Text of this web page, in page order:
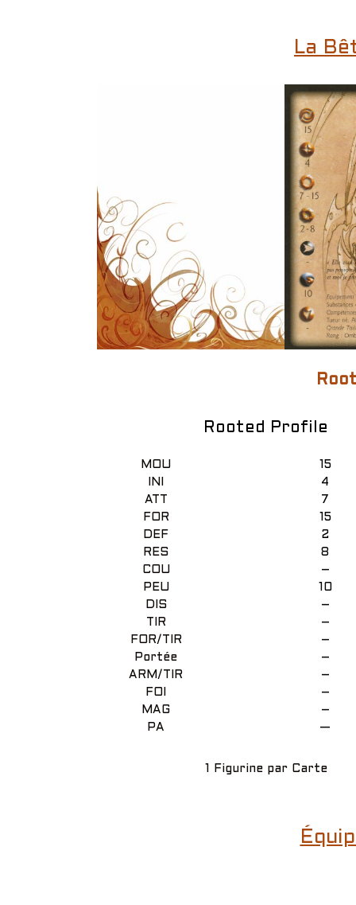
La
Rooted Profile
MOU
INI
ATT
FOR
DEF
RES
COU
PEU
DIS
TIR
FOR/TIR
Portée
ARM/TIR
FOI
MAG
PA
15
4
7
15
2
8
–
10
–
–
–
–
–
–
–
—
1 Figurine par Carte